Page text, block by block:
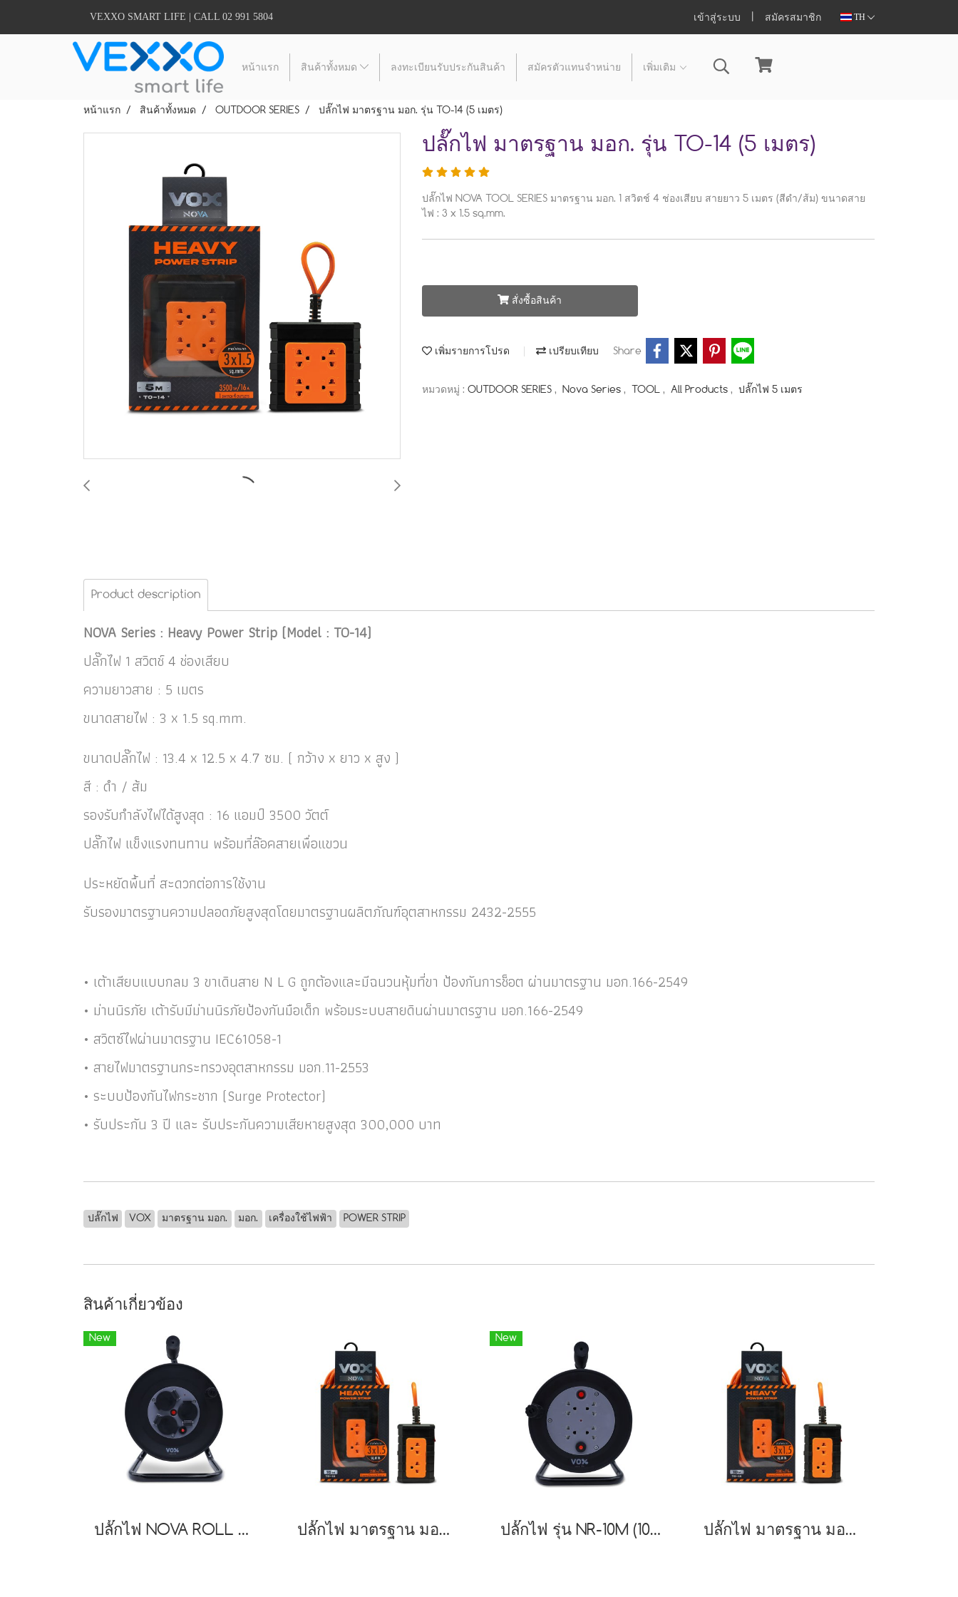
VEXXO SMART LIFE | CALL 02 991 5804 เข้าสู่ระบบ สมัครสมาชิก TH
หน้าแรก สินค้าทั้งหมด ลงทะเบียนรับประกันสินค้า สมัครตัวแทนจำหน่าย เพิ่มเติม
หน้าแรก สินค้าทั้งหมด OUTDOOR SERIES ปลั๊กไฟ มาตรฐาน มอก. รุ่น TO-14 (5 เมตร)
ปลั๊กไฟ มาตรฐาน มอก. รุ่น TO-14 (5 เมตร)
ปลั๊กไฟ NOVA TOOL SERIES มาตรฐาน มอก. 1 สวิตช์ 4 ช่องเสียบ สายยาว 5 เมตร (สีดำ/ส้ม) ขนาดสาย
ไฟ : 3 x 1.5 sq.mm.
สั่งซื้อสินค้า
เพิ่มรายการโปรด เปรียบเทียบ Share
หมวดหมู่ : OUTDOOR SERIES , Nova Series , TOOL , All Products , ปลั๊กไฟ 5 เมตร
Product description
NOVA Series : Heavy Power Strip (Model : TO-14)
ปลั๊กไฟ 1 สวิตช์ 4 ช่องเสียบ
ความยาวสาย : 5 เมตร
ขนาดสายไฟ : 3 x 1.5 sq.mm.
ขนาดปลั๊กไฟ : 13.4 x 12.5 x 4.7 ซม. ( กว้าง x ยาว x สูง )
สี : ดำ / ส้ม
รองรับกำลังไฟได้สูงสุด : 16 แอมป์ 3500 วัตต์
ปลั๊กไฟ แข็งแรงทนทาน พร้อมที่ล๊อคสายเพื่อแขวน
ประหยัดพื้นที่ สะดวกต่อการใช้งาน
รับรองมาตรฐานความปลอดภัยสูงสุดโดยมาตรฐานผลิตภัณฑ์อุตสาหกรรม 2432-2555
• เต้าเสียบแบบกลม 3 ขาเดินสาย N L G ถูกต้องและมีฉนวนหุ้มที่ขา ป้องกันการช็อต ผ่านมาตรฐาน มอก.166-2549
• ม่านนิรภัย เต้ารับมีม่านนิรภัยป้องกันมือเด็ก พร้อมระบบสายดินผ่านมาตรฐาน มอก.166-2549
• สวิตซ์ไฟผ่านมาตรฐาน IEC61058-1
• สายไฟมาตรฐานกระทรวงอุตสาหกรรม มอก.11-2553
• ระบบป้องกันไฟกระชาก (Surge Protector)
• รับประกัน 3 ปี และ รับประกันความเสียหายสูงสุด 300,000 บาท
ปลั๊กไฟ VOX มาตรฐาน มอก. มอก. เครื่องใช้ไฟฟ้า POWER STRIP
สินค้าเกี่ยวข้อง
New
ปลั๊กไฟ NOVA ROLL รุ่น NR-20M (20 เมตร) ปลั๊กไฟ มาตรฐาน มอก. รุ่น TO-12 (15 เมตร)
New
ปลั๊กไฟ รุ่น NR-10M (10 เมตร) ปลั๊กไฟ มาตรฐาน มอก. รุ่น TO-12 (10 เมตร)